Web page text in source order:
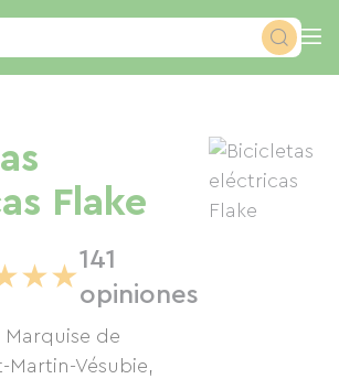
Flake
★★
141
opiniones
Marquise de
Martin-Vésubie,
de cookies